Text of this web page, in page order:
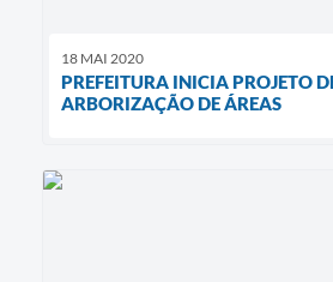
18 MAI 2020
PREFEITURA INICIA PROJETO
ARBORIZAÇÃO DE ÁREAS